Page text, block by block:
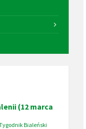
(12 marca
Bialeński